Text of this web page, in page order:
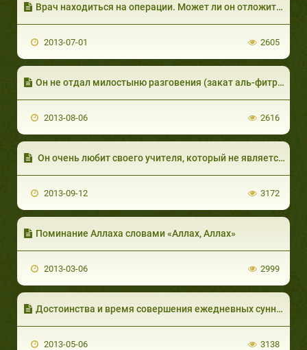
Врач находиться на операции. Может ли он отложить разговение?
2013-07-01 2605
Он не отдал милостыню разговения (закат аль-фитр). Отдать ли её сейчас?
2013-08-06 2616
Он очень любит своего учителя, который не является мусульманином. Каково религиозно-правовое решение об этом?
2013-09-12 3172
Поминание Аллаха словами «Аллах, Аллах»
2013-03-06 2999
Достоинства и время совершения ежедневных сунна-молитв
2013-05-06 3138